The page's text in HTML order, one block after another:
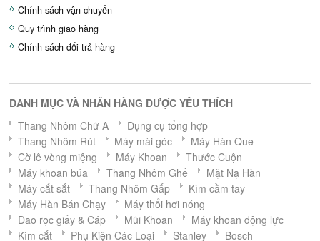
Chính sách vận chuyển
Quy trình giao hàng
Chính sách đổi trả hàng
DANH MỤC VÀ NHÃN HÀNG ĐƯỢC YÊU THÍCH
Thang Nhôm Chữ A
Dụng cụ tổng hợp
Thang Nhôm Rút
Máy mài góc
Máy Hàn Que
Cờ lê vòng miệng
Máy Khoan
Thước Cuộn
Máy khoan búa
Thang Nhôm Ghế
Mặt Nạ Hàn
Máy cắt sắt
Thang Nhôm Gấp
Kìm cầm tay
Máy Hàn Bán Chạy
Máy thổi hơi nóng
Dao rọc giấy & Cáp
Mũi Khoan
Máy khoan động lực
Kìm cắt
Phụ Kiện Các Loại Stanley Bosch